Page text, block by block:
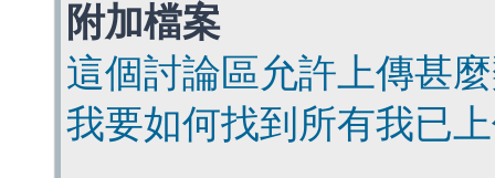
附加檔案
這個討論區允許上傳甚
我要如何找到所有我已